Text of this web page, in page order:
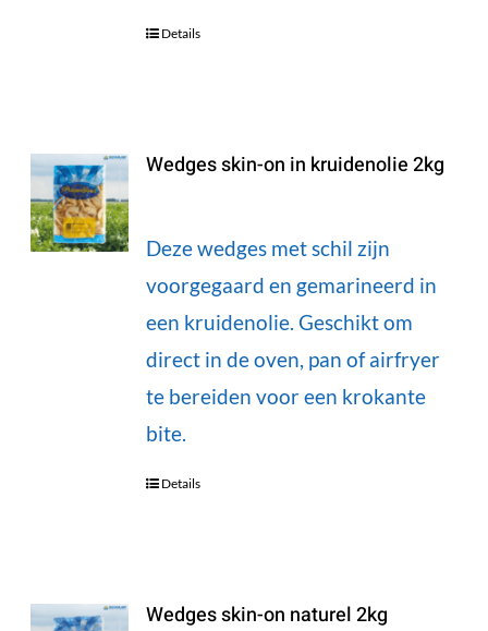
Details
Wedges skin-on in kruidenolie 2kg
Deze wedges met schil zijn
voorgegaard en gemarineerd in
een kruidenolie. Geschikt om
direct in de oven, pan of airfryer
te bereiden voor een krokante
bite.
Details
Wedges skin-on naturel 2kg